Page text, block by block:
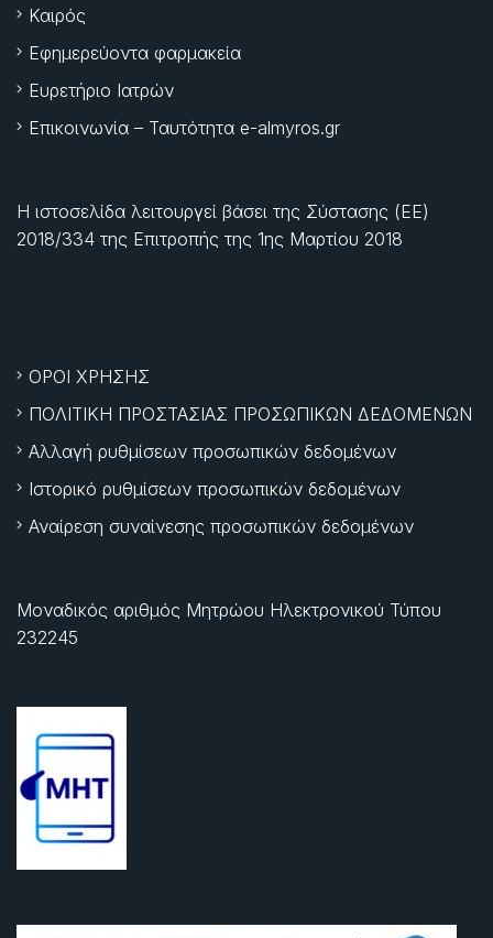
Καιρός
Εφημερεύοντα φαρμακεία
Ευρετήριο Ιατρών
Επικοινωνία – Ταυτότητα e-almyros.gr
Η ιστοσελίδα λειτουργεί βάσει της Σύστασης (ΕΕ)
2018/334 της Επιτροπής της 1ης Μαρτίου 2018
ΟΡΟΙ ΧΡΗΣΗΣ
ΠΟΛΙΤΙΚΗ ΠΡΟΣΤΑΣΙΑΣ ΠΡΟΣΩΠΙΚΩΝ ΔΕΔΟΜΕΝΩΝ
Αλλαγή ρυθμίσεων προσωπικών δεδομένων
Ιστορικό ρυθμίσεων προσωπικών δεδομένων
Αναίρεση συναίνεσης προσωπικών δεδομένων
Μοναδικός αριθμός Μητρώου Ηλεκτρονικού Τύπου
232245